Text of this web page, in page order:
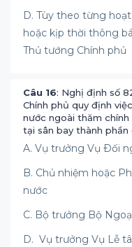
D. Tùy theo từng
hoặc kịp thời thông
Thủ tướng Chính phủ
Câu 16: Nghị định số
Chính phủ quy định
nước ngoài thăm
tại sân bay thành
A. Vụ trưởng Vụ Ðối
B. Chủ nhiệm hoặc
nước
C. Bộ trưởng Bộ
D. Vụ trưởng Vụ Lễ